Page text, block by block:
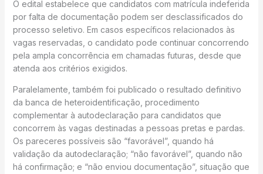
O edital estabelece que candidatos com matrícula indeferida
por falta de documentação podem ser desclassificados do
processo seletivo. Em casos específicos relacionados às
vagas reservadas, o candidato pode continuar concorrendo
pela ampla concorrência em chamadas futuras, desde que
atenda aos critérios exigidos.
Paralelamente, também foi publicado o resultado definitivo
da banca de heteroidentificação, procedimento
complementar à autodeclaração para candidatos que
concorrem às vagas destinadas a pessoas pretas e pardas.
Os pareceres possíveis são “favorável”, quando há
validação da autodeclaração; “não favorável”, quando não
há confirmação; e “não enviou documentação”, situação que